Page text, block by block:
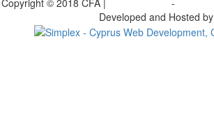
Developed and Hosted by